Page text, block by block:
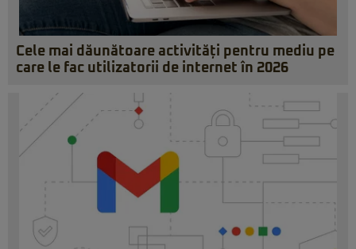
Cele mai dăunătoare activități pentru mediu pe
care le fac utilizatorii de internet în 2026